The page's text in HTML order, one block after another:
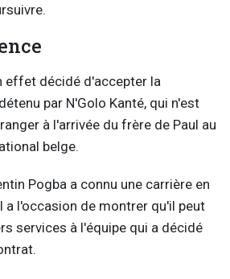
effet décidé d'accepter la
par N'Golo Kanté, qui n'est
à l'arrivée du frère de Paul au
belge.
Pogba a connu une carrière en
a l'occasion de montrer qu'il peut
services à l'équipe qui a décidé